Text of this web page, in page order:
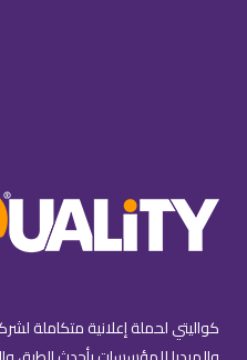
كواليتي لحملة إعلانية متكاملة